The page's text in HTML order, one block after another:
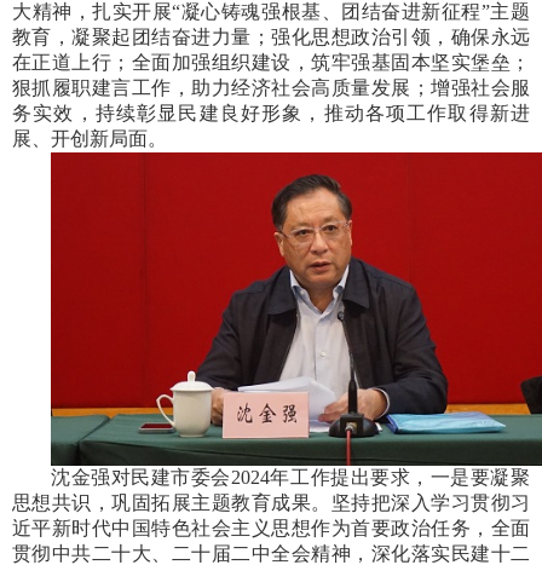
大精神，扎实开展“凝心铸魂强根基、团结奋进新征程”主题
教育，凝聚起团结奋进力量；强化思想政治引领，确保永远
在正道上行；全面加强组织建设，筑牢强基固本坚实堡垒；
狠抓履职建言工作，助力经济社会高质量发展；增强社会服
务实效，持续彰显民建良好形象，推动各项工作取得新进
展、开创新局面。
沈金强对民建市委会2024年工作提出要求，一是要凝聚
思想共识，巩固拓展主题教育成果。坚持把深入学习贯彻习
近平新时代中国特色社会主义思想作为首要政治任务，全面
贯彻中共二十大、二十届二中全会精神，深化落实民建十二